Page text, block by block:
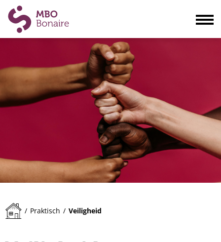
Scholieren
Volwassenen
Bedrijven
Praktisch
Organisatie
/ Praktisch / Veiligheid